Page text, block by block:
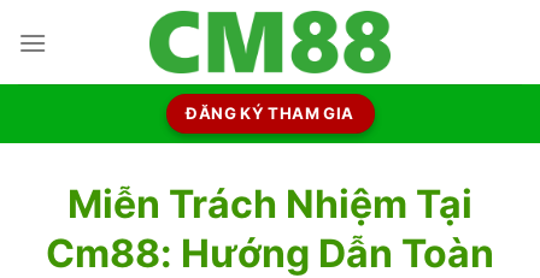
đến
ĐĂNG KÝ THAM GIA
Miễn Trách Nhiệm Tại
Cm88: Hướng Dẫn Toàn